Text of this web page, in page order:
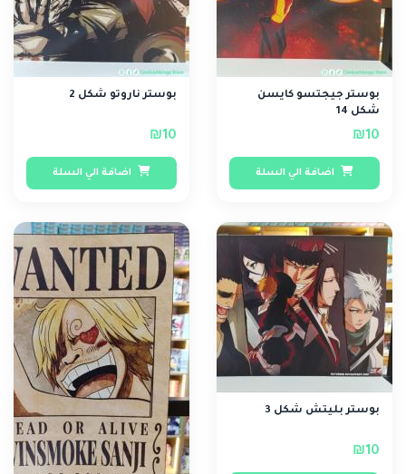
بوستر جيجتسو كايسن
شكل 14
₪10
اضافة الي السلة
بوستر ناروتو شكل 2
₪10
اضافة الي السلة
بوستر بليتش شكل 3
₪10